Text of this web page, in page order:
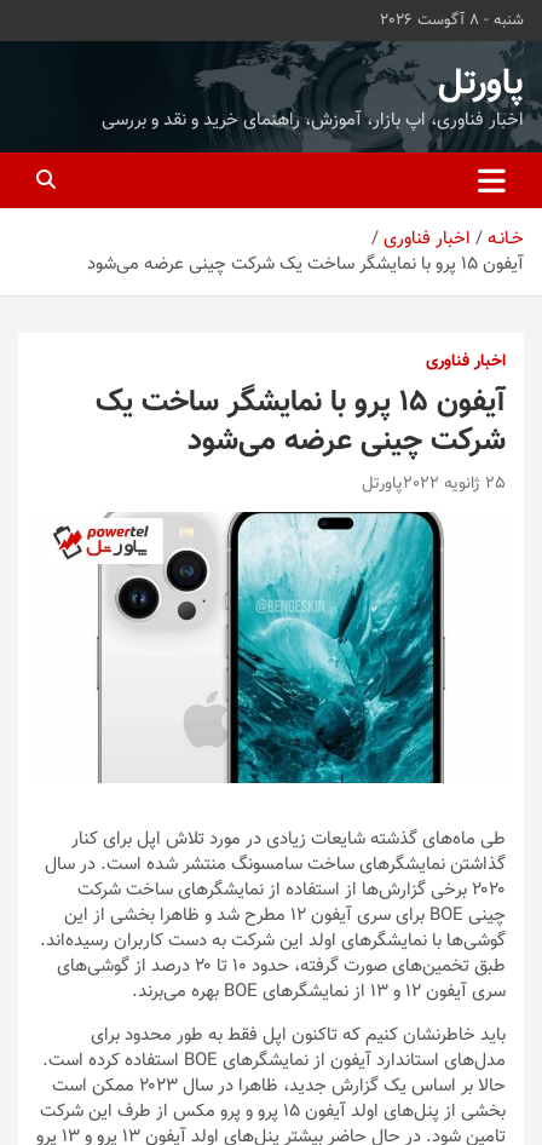
محتوا
بروید
شنبه - 8 آگوست 2026
پاورتل
اخبار فناوری، اپ بازار، آموزش، راهنمای خرید و نقد و بررسی
خـانـه
اخبار فناوری
آیفون ۱۵ پرو با نمایشگر ساخت یک شرکت چینی عرضه می‌شود
اخبار فناوری
آیفون ۱۵ پرو با نمایشگر ساخت یک
شرکت چینی عرضه می‌شود
25 ژانویه 2022 پاورتل
طی ماه‌های گذشته شایعات زیادی در مورد تلاش اپل برای کنار
گذاشتن نمایشگرهای ساخت سامسونگ منتشر شده است. در سال
۲۰۲۰ برخی گزارش‌ها از استفاده از نمایشگرهای ساخت شرکت
چینی BOE برای سری آیفون ۱۲ مطرح شد و ظاهرا بخشی از این
گوشی‌ها با نمایشگرهای اولد این شرکت به دست کاربران رسیده‌اند.
طبق تخمین‌های صورت گرفته، حدود ۱۰ تا ۲۰ درصد از گوشی‌های
سری آیفون ۱۲ و ۱۳ از نمایشگرهای BOE بهره می‌برند.
باید خاطرنشان کنیم که تاکنون اپل فقط به طور محدود برای
مدل‌های استاندارد آیفون از نمایشگرهای BOE استفاده کرده است.
حالا بر اساس یک گزارش جدید، ظاهرا در سال ۲۰۲۳ ممکن است
بخشی از پنل‌های اولد آیفون ۱۵ پرو و پرو مکس از طرف این شرکت
تامین شود. در حال حاضر بیشتر پنل‌های اولد آیفون ۱۳ پرو و ۱۳ پرو